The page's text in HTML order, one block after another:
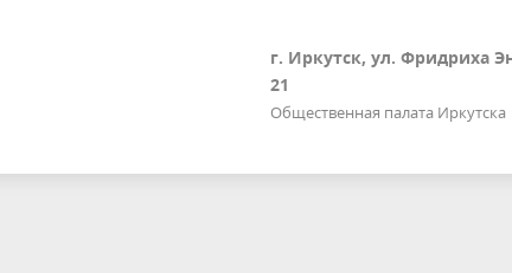
г. Иркутск, ул. Фридриха
21
Общественная палата Иркутска